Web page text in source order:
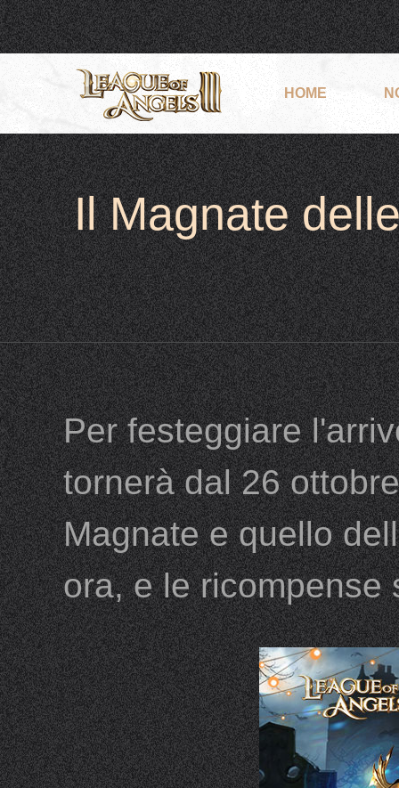
HOME
Il Magnate
Per festeggiare
tornerà dal 26
Magnate e quello
ora, e le ricompense